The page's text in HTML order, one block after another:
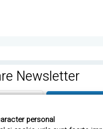
personal
Newsletter